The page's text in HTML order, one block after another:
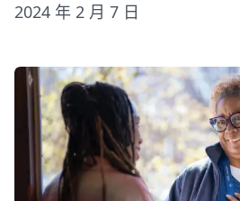
2024 年 2 月 7 日